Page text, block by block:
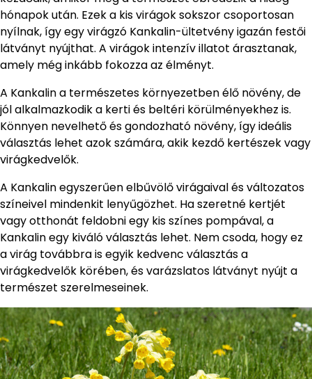
hónapok után. Ezek a kis virágok sokszor csoportosan
nyílnak, így egy virágzó Kankalin-ültetvény igazán festői
látványt nyújthat. A virágok intenzív illatot árasztanak,
amely még inkább fokozza az élményt.
A Kankalin a természetes környezetben élő növény, de
jól alkalmazkodik a kerti és beltéri körülményekhez is.
Könnyen nevelhető és gondozható növény, így ideális
választás lehet azok számára, akik kezdő kertészek vagy
virágkedvelők.
A Kankalin egyszerűen elbűvölő virágaival és változatos
színeivel mindenkit lenyűgözhet. Ha szeretné kertjét
vagy otthonát feldobni egy kis színes pompával, a
Kankalin egy kiváló választás lehet. Nem csoda, hogy ez
a virág továbbra is egyik kedvenc választás a
virágkedvelők körében, és varázslatos látványt nyújt a
természet szerelmeseinek.